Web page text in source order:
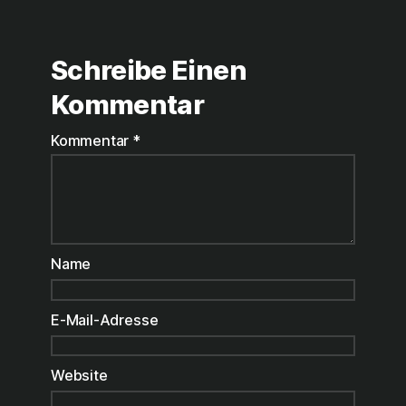
Schreibe Einen
Kommentar
Kommentar *
Name
E-Mail-Adresse
Website